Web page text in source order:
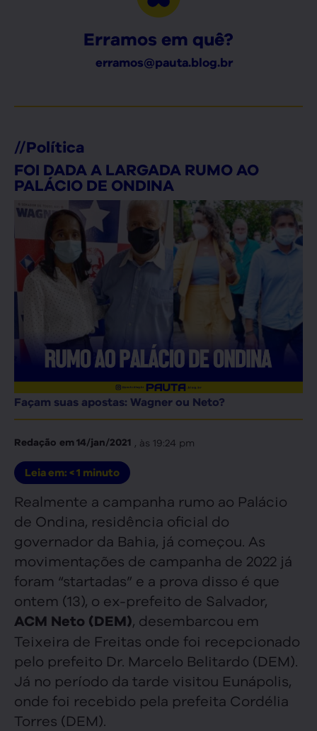
Erramos em quê?
erramos@pauta.blog.br
//Política
FOI DADA A LARGADA RUMO AO
PALÁCIO DE ONDINA
Façam suas apostas: Wagner ou Neto?
Redação em14/jan/2021 , às 19:24 pm
Leia em: < 1 minuto
Realmente a campanha rumo ao Palácio
de Ondina, residência oficial do
governador da Bahia, já começou. As
movimentações de campanha de 2022 já
foram “startadas” e a prova disso é que
ontem (13), o ex-prefeito de Salvador,
ACM Neto (DEM), desembarcou em
Teixeira de Freitas onde foi recepcionado
pelo prefeito Dr. Marcelo Belitardo (DEM).
Já no período da tarde visitou Eunápolis,
onde foi recebido pela prefeita Cordélia
Torres (DEM).